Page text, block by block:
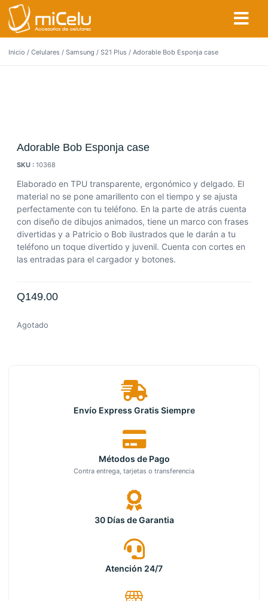
Inicio / Celulares / Samsung / S21 Plus / Adorable Bob Esponja case
Adorable Bob Esponja case
SKU : 10368
Elaborado en TPU transparente, ergonómico y delgado. El
material no se pone amarillento con el tiempo y se ajusta
perfectamente con tu teléfono. En la parte de atrás cuenta
con diseño de dibujos animados, tiene un marco con frases
divertidas y a Patricio o Bob ilustrados que le darán a tu
teléfono un toque divertido y juvenil. Cuenta con cortes en
las entradas para el cargador y botones.
Q149.00
Agotado
Envío Express Gratis Siempre
Métodos de Pago
Contra entrega, tarjetas o transferencia
30 Días de Garantia
Atención 24/7